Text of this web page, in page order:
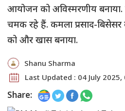
आयोजन को अविस्मरणीय
चमक रहे हैं. कमला प्रसाद-बिसेसर
को और खास बनाया.
Shanu Sharma
Last Updated : 04 July 2025,
Share: